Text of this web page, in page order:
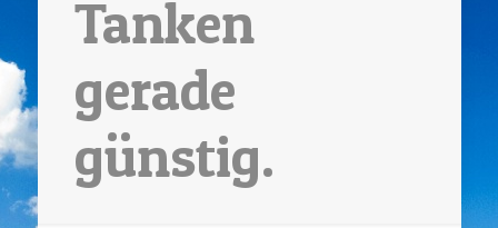
Tanken
gerade
günstig.